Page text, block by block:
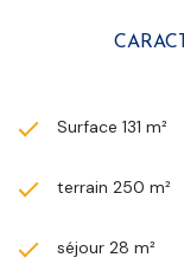
Surface 131 m²
terrain 250 m²
séjour 28 m²